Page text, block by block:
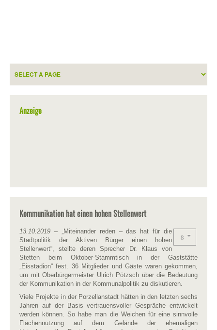
Anzeige
Kommunikation hat einen hohen Stellenwert
13.10.2019 – „Miteinander reden – das hat für die
Stadtpolitik der Aktiven Bürger einen hohen
Stellenwert“, stellte deren Sprecher Dr. Klaus von
Stetten beim Oktober-Stammtisch in der Gaststätte
„Eisstadion“ fest. 36 Mitglieder und Gäste waren gekommen,
um mit Oberbürgermeister Ulrich Pötzsch über die Bedeutung
der Kommunikation in der Kommunalpolitik zu diskutieren.
Viele Projekte in der Porzellanstadt hätten in den letzten sechs
Jahren auf der Basis vertrauensvoller Gespräche entwickelt
werden können. So habe man die Weichen für eine sinnvolle
Flächennutzung auf dem Gelände der ehemaligen